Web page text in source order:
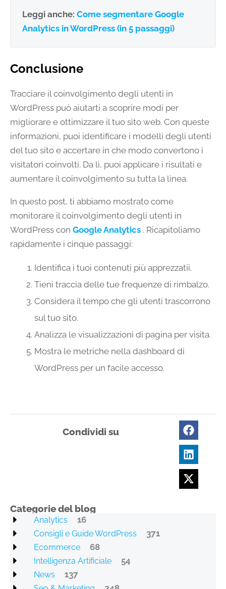
Leggi anche:Come segmentare Google
Analytics in WordPress (in 5 passaggi)
Conclusione
Tracciare il coinvolgimento degli utenti in
WordPress può aiutarti a scoprire modi per
migliorare e ottimizzare il tuo sito web. Con queste
informazioni, puoi identificare i modelli degli utenti
del tuo sito e accertare in che modo convertono i
visitatori coinvolti. Da lì, puoi applicare i risultati e
aumentare il coinvolgimento su tutta la linea.
In questo post, ti abbiamo mostrato come
monitorare il coinvolgimento degli utenti in
WordPress con Google Analytics . Ricapitoliamo
rapidamente i cinque passaggi:
Identifica i tuoi contenuti più apprezzatii.
Tieni traccia delle tue frequenze di rimbalzo.
Considera il tempo che gli utenti trascorrono
sul tuo sito.
Analizza le visualizzazioni di pagina per visita.
Mostra le metriche nella dashboard di
WordPress per un facile accesso.
Condividi su
Categorie del blog
Analytics 16
Consigli e Guide WordPress 371
Ecommerce 68
Intelligenza Artificiale 54
News 137